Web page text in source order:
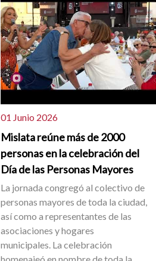
01 Junio 2026
Mislata reúne más de 2000
personas en la celebración del
Día de las Personas Mayores
La jornada congregó al colectivo de
personas mayores de toda la ciudad,
así como a representantes de las
asociaciones y hogares
municipales. La celebración